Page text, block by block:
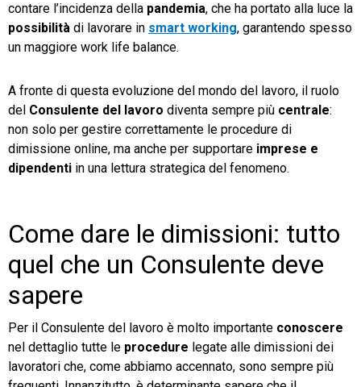
contare l’incidenza della pandemia, che ha portato alla luce la
possibilità di lavorare in smart working, garantendo spesso
un maggiore work life balance.
A fronte di questa evoluzione del mondo del lavoro, il ruolo
del Consulente del lavoro diventa sempre più centrale:
non solo per gestire correttamente le procedure di
dimissione online, ma anche per supportare imprese e
dipendenti in una lettura strategica del fenomeno.
Come dare le dimissioni: tutto
quel che un Consulente deve
sapere
Per il Consulente del lavoro è molto importante conoscere
nel dettaglio tutte le procedure legate alle dimissioni dei
lavoratori che, come abbiamo accennato, sono sempre più